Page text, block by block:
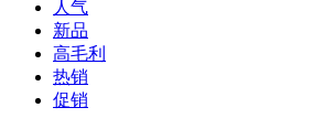
人气
新品
高毛利
热销
促销